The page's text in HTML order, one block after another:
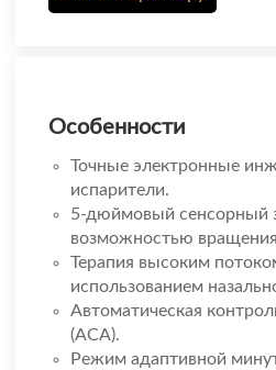
Особенности
Точные электронные
испарители.
5-дюймовый сенсорный
возможностью
Терапия высоким
использованием
Автоматическая
(ACA).
Режим адаптивной